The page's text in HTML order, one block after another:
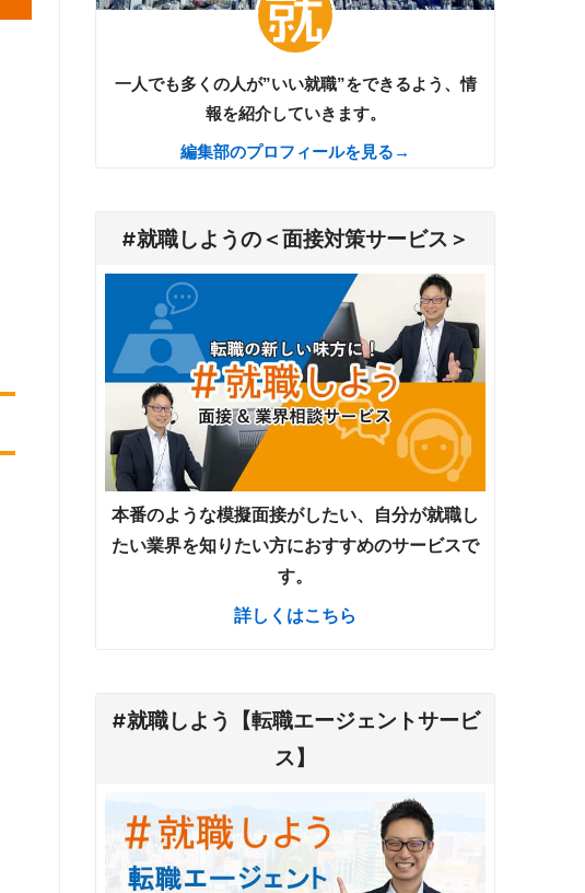
一人でも多くの人が”いい就職”をできるよう、情
報を紹介していきます。
編集部のプロフィールを見る→
#就職しようの＜面接対策サービス＞
本番のような模擬面接がしたい、自分が就職し
たい業界を知りたい方におすすめのサービスで
す。
詳しくはこちら
#就職しよう【転職エージェントサービ
ス】